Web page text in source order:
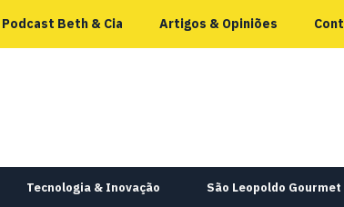
Podcast Beth & Cia Artigos & Opiniões
Tecnologia & Inovação São Leopoldo